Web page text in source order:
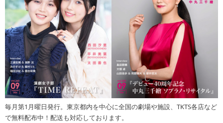
毎月第1月曜日発行。東京都内を中心に全国の劇場や施設、TKTS各店など
で無料配布中！配送も対応しております。